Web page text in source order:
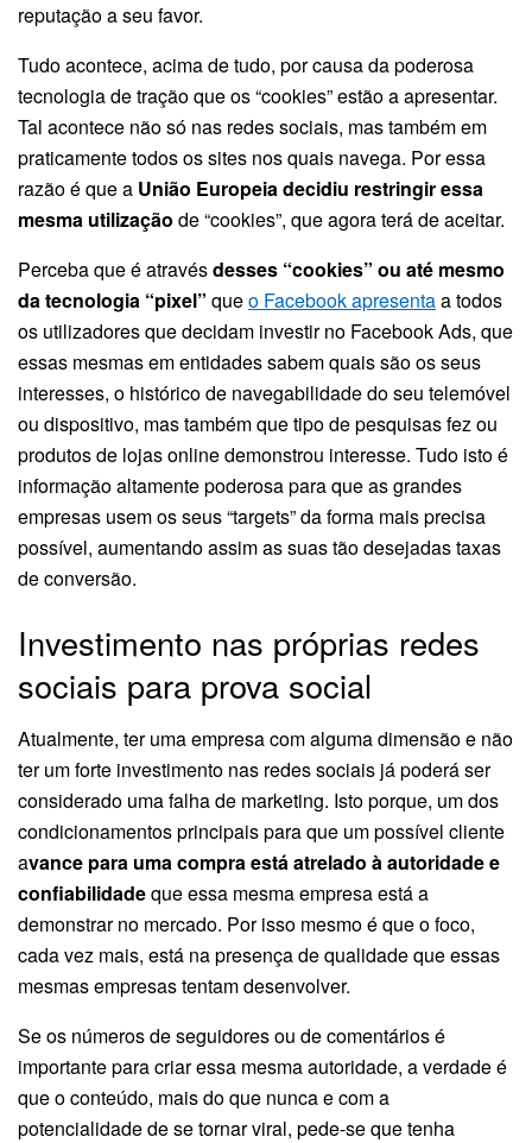
reputação a seu favor.
Tudo acontece, acima de tudo, por causa da poderosa
tecnologia de tração que os “cookies” estão a apresentar.
Tal acontece não só nas redes sociais, mas também em
praticamente todos os sites nos quais navega. Por essa
razão é que a União Europeia decidiu restringir essa
mesma utilização de “cookies”, que agora terá de aceitar.
Perceba que é atravésdesses “cookies” ou até mesmo
da tecnologia “pixel” queo Facebook apresentaa todos
os utilizadores que decidam investir no Facebook Ads, que
essas mesmas em entidades sabem quais são os seus
interesses, o histórico de navegabilidade do seu telemóvel
ou dispositivo, mas também que tipo de pesquisas fez ou
produtos de lojas online demonstrou interesse. Tudo isto é
informação altamente poderosa para que as grandes
empresas usem os seus “targets” da forma mais precisa
possível, aumentando assim as suas tão desejadas taxas
de conversão.
Investimento nas próprias redes
sociais para prova social
Atualmente, ter uma empresa com alguma dimensão e não
ter um forte investimento nas redes sociais já poderá ser
considerado uma falha de marketing. Isto porque, um dos
condicionamentos principais para que um possível cliente
avance para uma compra está atrelado à autoridade e
confiabilidadeque essa mesma empresa está a
demonstrar no mercado. Por isso mesmo é que o foco,
cada vez mais, está na presença de qualidade que essas
mesmas empresas tentam desenvolver.
Se os números de seguidores ou de comentários é
importante para criar essa mesma autoridade, a verdade é
que o conteúdo, mais do que nunca e com a
potencialidade de se tornar viral, pede-se que tenha